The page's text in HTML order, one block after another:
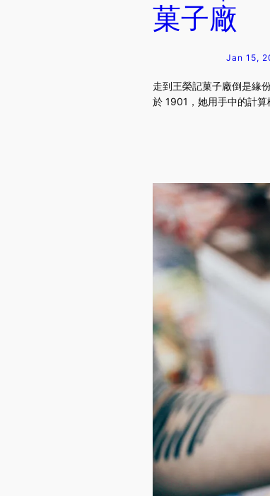
菓子廠
Jan 15,
走到王榮記菓子廠倒是緣
於 1901，她用手中的計算